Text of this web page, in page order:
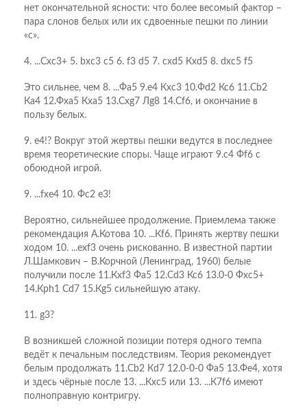
нет окончательной ясности: что более весомый фактор –
пара слонов белых или их сдвоенные пешки по линии
«с».
4. ...Сxc3+ 5. bxc3 c5 6. f3 d5 7. cxd5 Кxd5 8. dxc5 f5
Это сильнее, чем 8. ...Фа5 9.е4 Кхс3 10.Фd2 Кс6 11.Сb2
Ка4 12.Фха5 Кха5 13.Схg7 Лg8 14.Сf6, и окончание в
пользу белых.
9. e4!? Вокруг этой жертвы пешки ведутся в последнее
время теоретические споры. Чаще играют 9.с4 Фf6 с
обоюдной игрой.
9. ...fxe4 10. Фc2 e3!
Вероятно, сильнейшее продолжение. Приемлема также
рекомендация А.Котова 10. ...Кf6. Принять жертву пешки
ходом 10. ...ехf3 очень рискованно. В известной партии
Л.Шамкович – В.Корчной (Ленинград, 1960) белые
получили после 11.Кхf3 Фа5 12.Сd3 Кс6 13.0-0 Фхс5+
14.Крh1 Сd7 15.Кg5 сильнейшую атаку.
11. g3?
В возникшей сложной позиции потеря одного темпа
ведёт к печальным последствиям. Теория рекомендует
белым продолжать 11.Сb2 Кd7 12.0-0-0 Фа5 13.Фе4, хотя
и здесь чёрные после 13. ...Кхс5 или 13. ...К7f6 имеют
полноправную контригру.